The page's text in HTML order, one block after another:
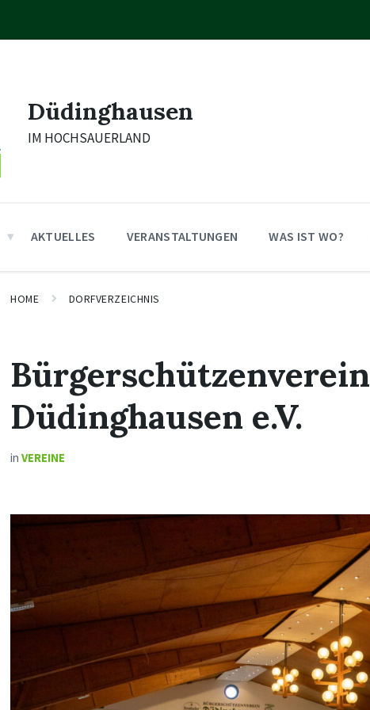
Düdinghausen
IM HOCHSAUERLAND
AKTUELLES VERANSTALTUNGEN WAS IST WO?
HOME DORFVERZEICHNIS
Bürgerschützenverein
Düdinghausen e.V.
inVEREINE